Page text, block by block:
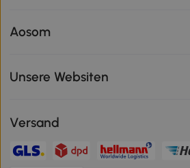
Aosom
Unsere Websiten
Versand